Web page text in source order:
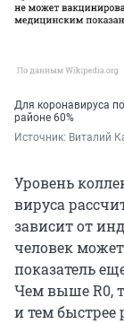
Для коронавируса
районе 60%
Источник: Виталий
Уровень
вируса
зависит от
человек
показатель
Чем выше R0,
и тем быстрее